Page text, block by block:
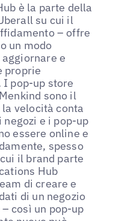
è la parte della
su cui il
– offre
un modo
e
proprie
pop-up store
sono il
velocità conta
negozi e i pop-up
essere online e
spesso
il brand parte
Hub
di creare e
di un negozio
così un pop-up